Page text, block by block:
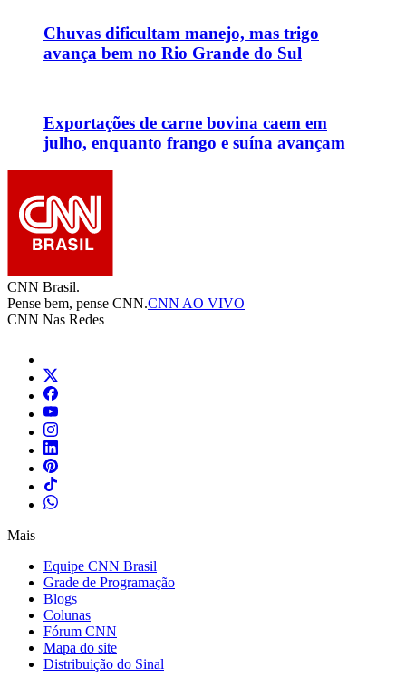
Chuvas dificultam manejo, mas trigo
avança bem no Rio Grande do Sul
Exportações de carne bovina caem em
julho, enquanto frango e suína avançam
CNN Brasil.
Pense bem, pense CNN.CNN AO VIVO
CNN Nas Redes
Mais
Equipe CNN Brasil
Grade de Programação
Blogs
Colunas
Fórum CNN
Mapa do site
Distribuição do Sinal